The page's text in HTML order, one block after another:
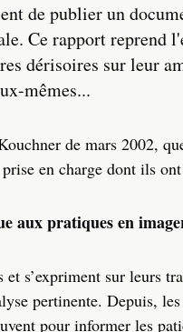
de publier un
Ce rapport reprend
dérisoires sur leur
mêmes...
de mars 2002,
en charge dont ils
aux pratiques en
s’expriment sur leurs
pertinente. Depuis,
pour informer les